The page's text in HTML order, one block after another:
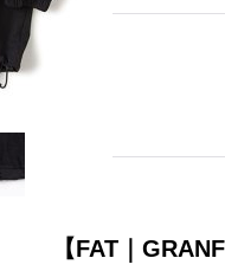
【FAT｜